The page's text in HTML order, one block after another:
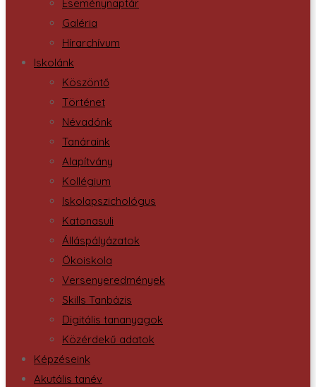
Eseménynaptár
Galéria
Hírarchívum
Iskolánk
Köszöntő
Történet
Névadónk
Tanáraink
Alapítvány
Kollégium
Iskolapszichológus
Katonasuli
Álláspályázatok
Ökoiskola
Versenyeredmények
Skills Tanbázis
Digitális tananyagok
Közérdekű adatok
Képzéseink
Akutális tanév